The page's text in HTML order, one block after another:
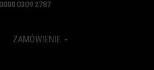
0309 2787
ZAMÓWIENIE